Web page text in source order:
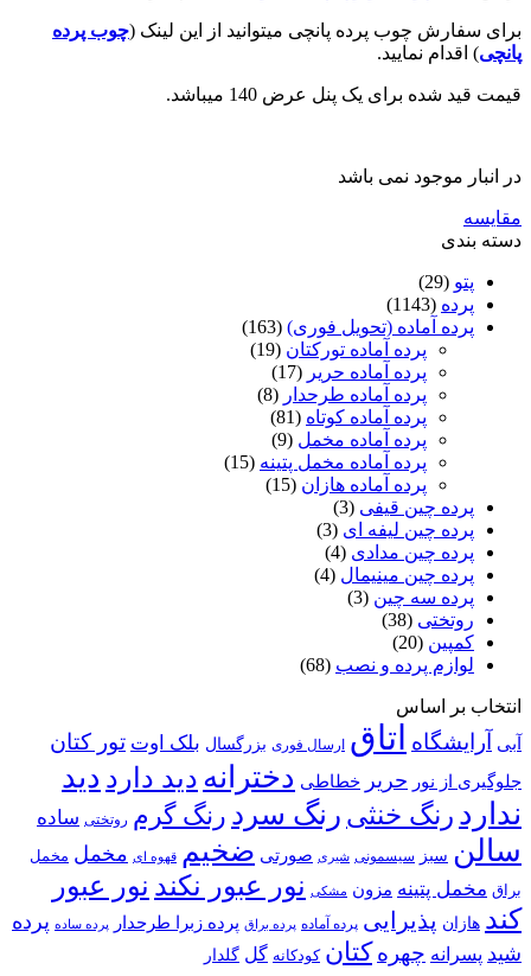
چوب پرده پانچی میتوانید از این لینک ( چوب پرده
نمایید.
برای یک پنل عرض 140 میباشد.
نمی باشد
آماده (تحویل فوری) (163)
پرده آماده تورکتان (19)
پرده آماده حریر (17)
پرده آماده طرحدار (8)
پرده آماده کوتاه (81)
پرده آماده مخمل (9)
پرده آماده مخمل پتینه (15)
پرده آماده هازان
(15)
چین قیفی (3)
چین لیفه ای (3)
چین مدادی (4)
چین مینیمال (4)
سه چین (3)
(38)
پرده و نصب (68)
اساس
اتاق ارسال فوری بزرگسال بلک اوت تور کتان
نور حریر خطاطی دخترانهدید دارددید
خنثیرنگ سردرنگ گرم روتختی ساده
سبز سیسمونی شیری صورتی ضخیم قهوه ای مخمل مخمل
مزون مشکی نور عبور نکندنور عبور
پذیرایی پرده آماده پرده براق پرده زبرا طرحدار پرده ساده پرده
چهره کتان کودکانه گل گلدار